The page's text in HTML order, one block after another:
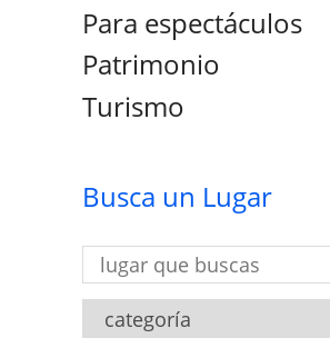
Para espectáculos
Patrimonio
Turismo
Busca un Lugar